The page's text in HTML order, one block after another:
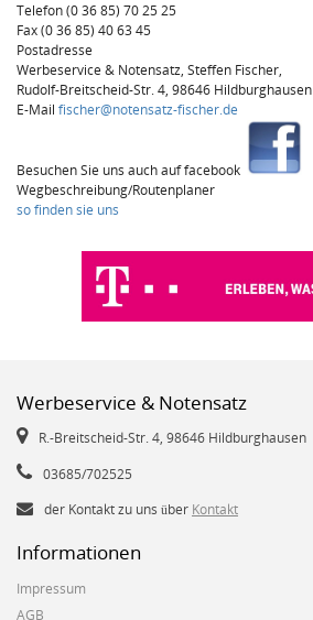
Telefon (0 36 85) 70 25 25
Fax (0 36 85) 40 63 45
Postadresse
Werbeservice & Notensatz, Steffen Fischer,
Rudolf-Breitscheid-Str. 4, 98646 Hildburghausen
E-Mail fischer@notensatz-fischer.de
Besuchen Sie uns auch auf facebook
Wegbeschreibung/Routenplaner
so finden sie uns
Werbeservice & Notensatz
R.-Breitscheid-Str. 4, 98646 Hildburghausen
03685/702525
der Kontakt zu uns über Kontakt
Informationen
Impressum
AGB